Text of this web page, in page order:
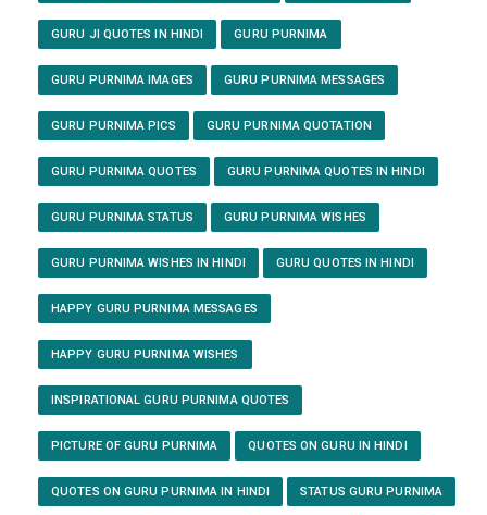
GURU JI QUOTES IN HINDI GURU PURNIMA
GURU PURNIMA IMAGES GURU PURNIMA MESSAGES
GURU PURNIMA PICS GURU PURNIMA QUOTATION
GURU PURNIMA QUOTES GURU PURNIMA QUOTES IN HINDI
GURU PURNIMA STATUS GURU PURNIMA WISHES
GURU PURNIMA WISHES IN HINDI GURU QUOTES IN HINDI
HAPPY GURU PURNIMA MESSAGES
HAPPY GURU PURNIMA WISHES
INSPIRATIONAL GURU PURNIMA QUOTES
PICTURE OF GURU PURNIMA QUOTES ON GURU IN HINDI
QUOTES ON GURU PURNIMA IN HINDI STATUS GURU PURNIMA